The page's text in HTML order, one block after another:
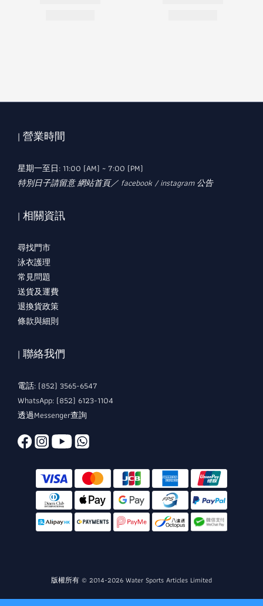
| 營業時間
星期一至日: 11:00 (AM) ~ 7:00 (PM)
特別日子請留意 網站首頁／ facebook / instagram 公告
| 相關資訊
尋找門市
泳衣護理
常見問題
送貨及運費
退換貨政策
條款與細則
| 聯絡我們
電話: (852) 3565-6547
WhatsApp: (852) 6123-1104
透過Messenger查詢
版權所有 © 2014-2026 Water Sports Articles Limited